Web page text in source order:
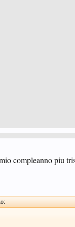
compleanno piu